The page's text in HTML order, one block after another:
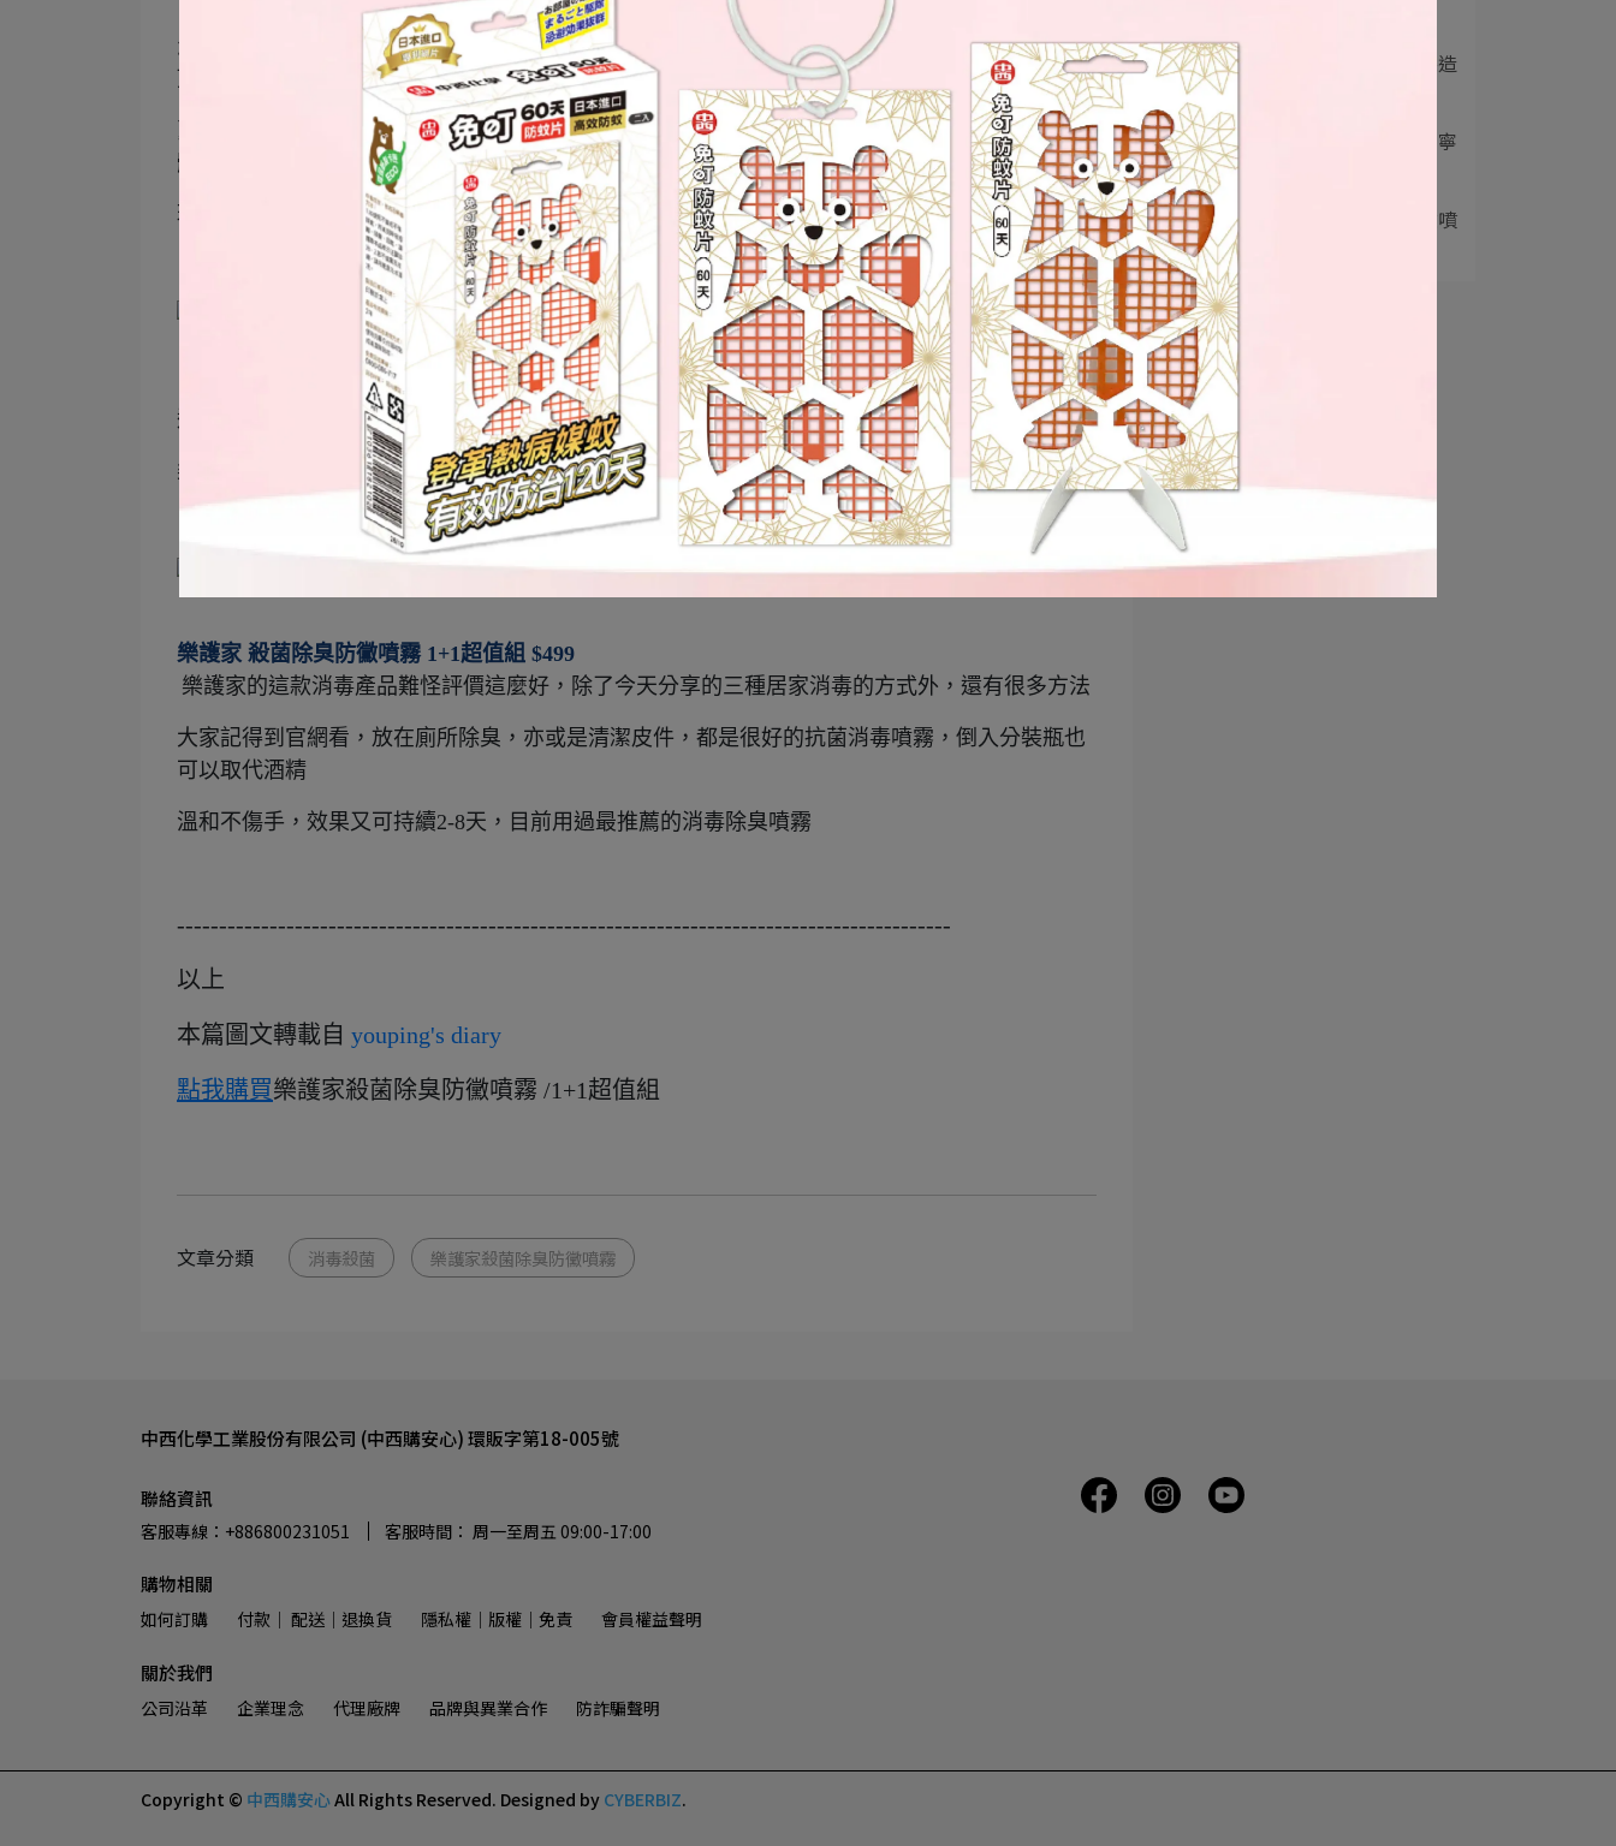
▲再來我跟先生住一起後，一直對於他們家沙發很有意見，很塑膠帆布感的貓抓布材質都不知道
怎麼清潔
頂多靠枕套可以拆下來，沙發本體拿濕布擦拭也不容易乾，我的家也沒有吸塵器，就很頭痛
夏天的時候在沙發上待太久，我就會開始這邊癢那邊癢，洗靠枕套會好一點，但我都覺得沙發本
體才是問題
現在有樂護家噴霧，每週居家清潔時固定噴一下，幫沙發殺菌除臭，今年夏天應該就不癢了
▲一樣每週居家清潔時也會噴到窗簾，因為夫家非常的傳統，窗簾是絕對不可能拆下來送洗的
這款窗簾布又是比較厚、可以遮光的布，現在我也不用擔心噴酒精有掉色的風險
樂護家噴的噴霧顆粒夠細、又廣，窗戶打開通風馬上就乾了，每天拉窗簾時都覺得灰塵變少了
樂護家 殺菌除臭防黴噴霧 1+1超值組 $499
樂護家的這款消毒產品難怪評價這麼好，除了今天分享的三種居家消毒的方式外，還有很多方法
大家記得到官網看，放在廁所除臭，亦或是清潔皮件，都是很好的抗菌消毒噴霧，倒入分裝瓶也
可以取代酒精
溫和不傷手，效果又可持續2-8天，目前用過最推薦的消毒除臭噴霧
--------------------------------------------------------------------------------------------
以上
本篇圖文轉載自 youping's diary
點我購買樂護家殺菌除臭防黴噴霧 /1+1超值組
文章分類 消毒殺菌 樂護家殺菌除臭防黴噴霧
3 居家除蟲推薦使用台灣製造
「夜安寧系列產品⋯
4 無煙無臭居家除蟲│夜安寧
殺蟲品牌系列│中⋯
5
夜安寧免叮派卡瑞丁防蚊噴
霧，大人小孩都適⋯
中西化學工業股份有限公司 (中西購安心) 環販字第18-005號
聯絡資訊
客服專線：+886800231051 客服時間： 周一至周五 09:00-17:00
購物相關
如何訂購 付款│ 配送│退換貨 隱私權│版權│免責 會員權益聲明
關於我們
公司沿革 企業理念 代理廠牌 品牌與異業合作 防詐騙聲明
Copyright © 中西購安心All Rights Reserved. Designed by CYBERBIZ.